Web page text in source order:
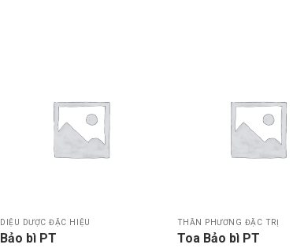
DIỆU DƯỢC ĐẶC HIỆU
Bảo bì PT
THẦN PHƯƠNG ĐẶC TRỊ
Toa Bảo bì PT